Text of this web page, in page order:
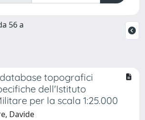
56 a
topografici
dell'Istituto
per la scala 1:25.000
Davide